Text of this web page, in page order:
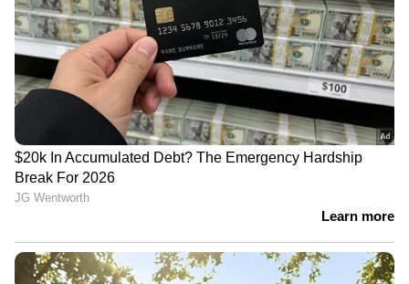
DOWNLOAD APP
RECOMMENDED STORIES